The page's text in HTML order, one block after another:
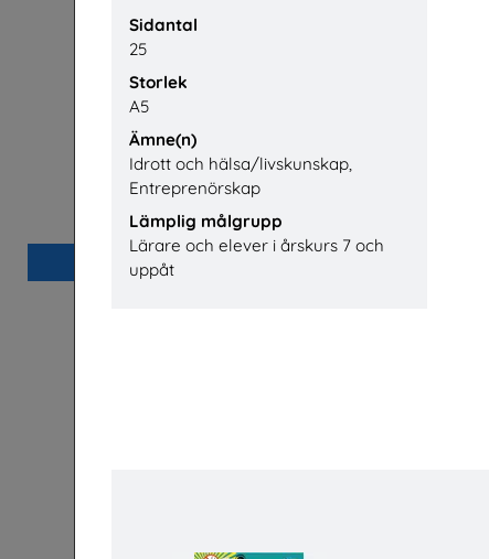
Sidantal
25
Storlek
A5
Ämne(n)
Idrott och hälsa/livskunskap,
Entreprenörskap
Lämplig målgrupp
Lärare och elever i årskurs 7 och
uppåt
Bostäder, hyror och historia
Beställ 0kr